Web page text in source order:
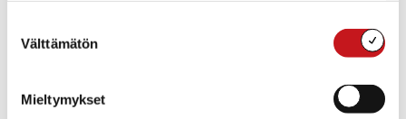
valinta
Välttämätön
Mieltymykset
mutta edellyttää nimen ja yhteystiedon jättämistä.
Ilman nimeä ja yhteystietoa jätettyä ääntä ei voida
laskea mukaan äänestykseen. Yhteystietoja käytetään
luovuteta ulkopuolisille. Äänestystuloksen perusteella
toteutetaan kaksi ideaa: eniten ääniä saanut isompi